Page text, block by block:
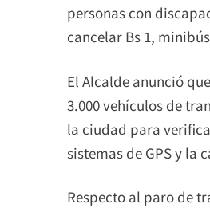
personas con
cancelar Bs 1,
El Alcalde anunció
3.000 vehículos de
la ciudad para
sistemas de GPS y la
Respecto al paro de